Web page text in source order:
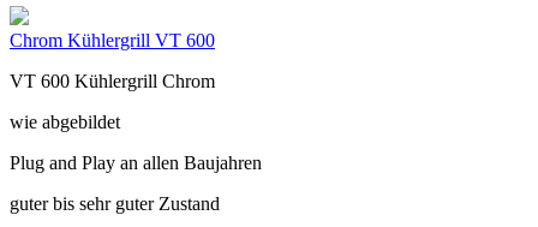
Chrom Kühlergrill VT 600
VT 600 Kühlergrill Chrom
wie abgebildet
Plug and Play an allen Baujahren
guter bis sehr guter Zustand